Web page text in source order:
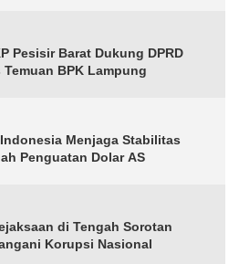
Pesisir Barat Dukung DPRD
BPK Lampung
Menjaga Stabilitas
Penguatan Dolar AS
di Tengah Sorotan
Korupsi Nasional